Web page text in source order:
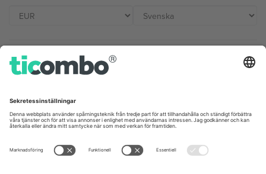
Kontor och support
Unter den Linden 24, 10117
Berlin, Germany
London, EC1V 1AW, United
Kingdom
United States
Switzerland